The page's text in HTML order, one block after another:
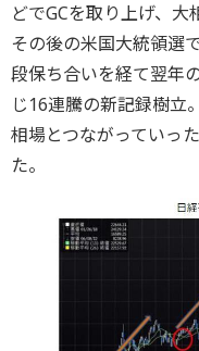
どでGCを取り上げ、大
その後の米国大統領選
段保ち合いを経て翌年
じ16連騰の新記録樹立
相場とつながっていっ
た。